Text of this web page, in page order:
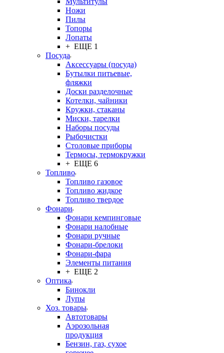
Ножи
Пилы
Топоры
Лопаты
+ ЕЩЕ 1
Посуда
Аксессуары (посуда)
Бутылки питьевые,
фляжки
Доски разделочные
Котелки, чайники
Кружки, стаканы
Миски, тарелки
Наборы посуды
Рыбочистки
Столовые приборы
Термосы, термокружки
+ ЕЩЕ 6
Топливо
Топливо газовое
Топливо жидкое
Топливо твердое
Фонари
Фонари кемпинговые
Фонари налобные
Фонари ручные
Фонари-брелоки
Фонари-фара
Элементы питания
+ ЕЩЕ 2
Оптика
Бинокли
Лупы
Хоз. товары
Автотовары
Аэрозольная
продукция
Бензин, газ, сухое